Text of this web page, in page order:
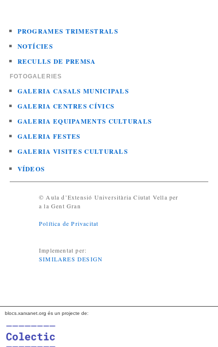
PROGRAMES TRIMESTRALS
NOTÍCIES
RECULLS DE PREMSA
FOTOGALERIES
GALERIA CASALS MUNICIPALS
GALERIA CENTRES CÍVICS
GALERIA EQUIPAMENTS CULTURALS
GALERIA FESTES
GALERIA VISITES CULTURALS
VÍDEOS
© Aula d’Extensió Universitària Ciutat Vella per
a la Gent Gran
Política de Privacitat
Implementat per:
SIMILARES DESIGN
blocs.xarxanet.org és un projecte de: